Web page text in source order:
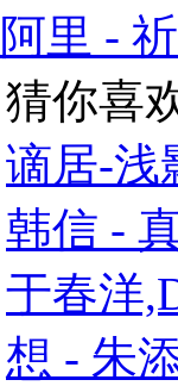
阿里 -
猜你喜
谪居-浅
韩信 -
于春洋
想 - 朱